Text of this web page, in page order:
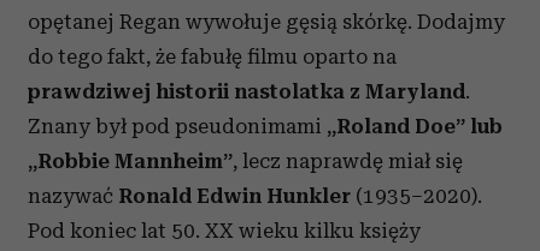
opętanej Regan wywołuje gęsią skórkę. Dodajmy
do tego fakt, że fabułę filmu oparto na
prawdziwej historii nastolatka z Maryland.
Znany był pod pseudonimami „Roland Doe” lub
„Robbie Mannheim”, lecz naprawdę miał się
nazywać Ronald Edwin Hunkler (1935–2020).
Pod koniec lat 50. XX wieku kilku księży